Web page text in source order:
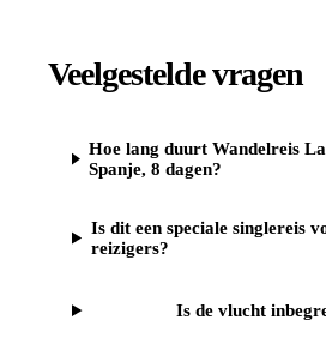
Veelgestelde vragen
Hoe lang duurt Wandelreis
Spanje, 8 dagen?
Is dit een speciale singlereis
reizigers?
Is de vlucht